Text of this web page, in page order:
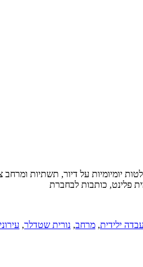
יומיומיות על דיור, תשתיות
פלינט, כותבות לבחברת
ילידית, מרחב, נורית שטדלר,